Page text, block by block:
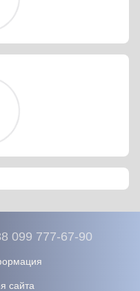
099 777-67-90
сайта